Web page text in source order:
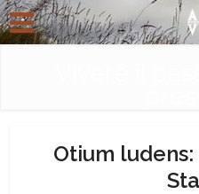
Otium